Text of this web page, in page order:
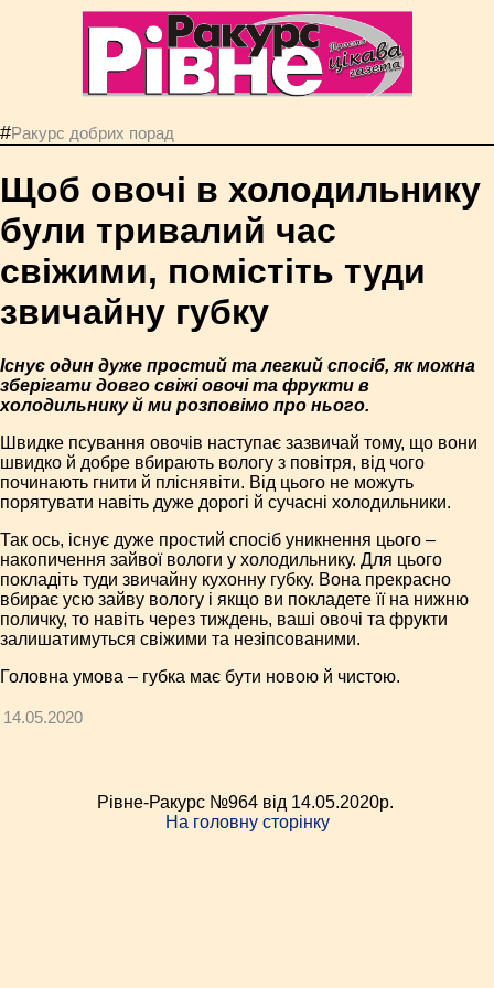
#Ракурс добрих порад
Щоб овочі в холодильнику
були тривалий час
свіжими, помістіть туди
звичайну губку
Існує один дуже простий та легкий спосіб, як можна
зберігати довго свіжі овочі та фрукти в
холодильнику й ми розповімо про нього.
Швидке псування овочів наступає зазвичай тому, що вони
швидко й добре вбирають вологу з повітря, від чого
починають гнити й пліснявіти. Від цього не можуть
порятувати навіть дуже дорогі й сучасні холодильники.
Так ось, існує дуже простий спосіб уникнення цього –
накопичення зайвої вологи у холодильнику. Для цього
покладіть туди звичайну кухонну губку. Вона прекрасно
вбирає усю зай­ву вологу і якщо ви покладете її на нижню
поличку, то навіть через тиждень, ваші овочі та фрукти
залишатимуться свіжими та незіпсованими.
Головна умова – губка має бути новою й чистою.
14.05.2020
Рівне-Ракурс №964 від 14.05.2020p.
На головну сторінку